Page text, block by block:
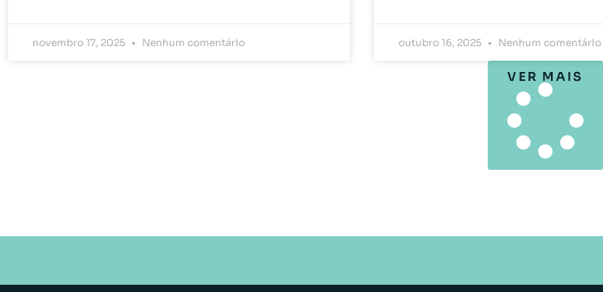
novembro 17, 2025 Nenhum comentário outubro 16, 2025 Nenhum comentário
VER MAIS